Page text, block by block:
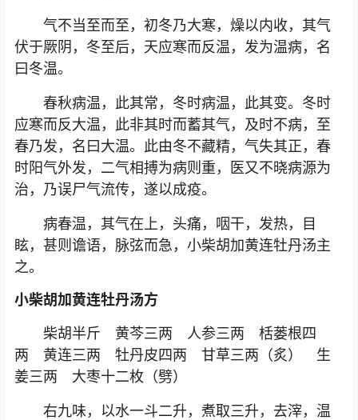
气不当至而至，初冬乃大寒，燥以内收，其气
伏于厥阴，冬至后，天应寒而反温，发为温病，名
曰冬温。
春秋病温，此其常，冬时病温，此其变。冬时
应寒而反大温，此非其时而蓄其气，及时不病，至
春乃发，名曰大温。此由冬不藏精，气失其正，春
时阳气外发，二气相搏为病则重，医又不晓病源为
治，乃误尸气流传，遂以成疫。
病春温，其气在上，头痛，咽干，发热，目
眩，甚则谵语，脉弦而急，小柴胡加黄连牡丹汤主
之。
小柴胡加黄连牡丹汤方
柴胡半斤 黄芩三两 人参三两 栝蒌根四
两 黄连三两 牡丹皮四两 甘草三两（炙） 生
姜三两 大枣十二枚（劈）
右九味，以水一斗二升，煮取三升，去滓，温